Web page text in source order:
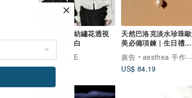
哥德巫師雪紡繡花透視
襯衫 - 黑 / 白
PUNK RAVE
US$ 97.11
天然巴洛克淡水珍珠歐
美必備項鍊 | 生日禮物
夏季穿搭
廣告
aesthea 手作輕珠寶
US$ 84.19